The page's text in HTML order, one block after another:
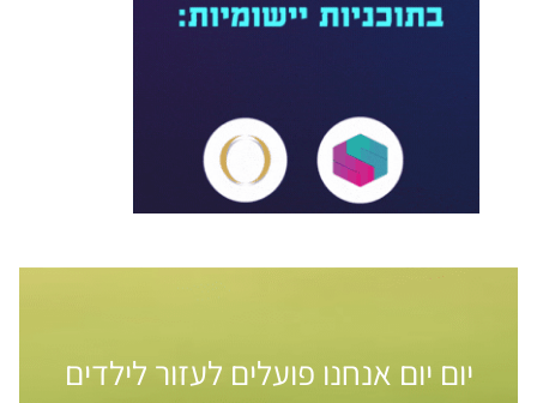
יום יום אנחנו פועלים לעזור לילדים